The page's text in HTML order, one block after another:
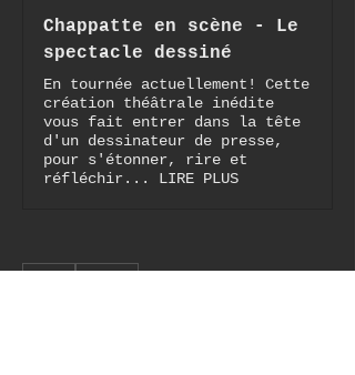
Chappatte en scène - Le
spectacle dessiné
En tournée actuellement! Cette
création théâtrale inédite
vous fait entrer dans la tête
d'un dessinateur de presse,
pour s'étonner, rire et
réfléchir... LIRE PLUS